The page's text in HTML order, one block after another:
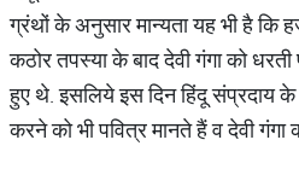
ग्रंथों के अनुसार मान्यता यह भी है कि
कठोर तपस्या के बाद देवी गंगा को
हुए थे. इसलिये इस दिन हिंदू संप्रदाय
करने को भी पवित्र मानते हैं व देवी गंगा